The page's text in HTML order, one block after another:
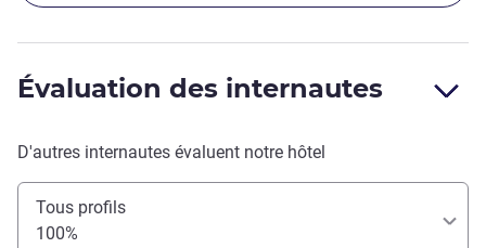
Évaluation des internautes
D'autres internautes évaluent notre hôtel
Tous profils
100%